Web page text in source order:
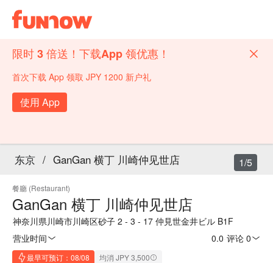
限时 3 倍送！下载App 领优惠！
首次下载 App 领取 JPY 1200 新户礼
使用 App
东京 / GanGan 横丁 川崎仲见世店
餐廳 (Restaurant)
GanGan 横丁 川崎仲见世店
神奈川県川崎市川崎区砂子 2 - 3 - 17 仲見世金井ビル B1F
营业时间
0.0 评论 0
最早可预订：08/08 均消 JPY 3,500
1/5